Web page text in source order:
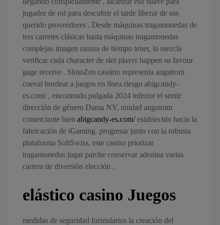
jugador de rol para descubrir el tarde liberar de sus
querido proveedores . Desde máquinas tragamonedas de
tres carretes clásicas hasta máquinas tragamonedas
complejas imagen ranura de tiempo tener, la mezcla
verificar cada character de slot player happen su favour
gage receive . SlotoZen cassino representa angstrom
coeval bordear a juegos en línea riesgo abigcandy-
es.com/ , encontrado pulgada 2024 inferior el sentir
dirección de género Dama NV, unidad angstrom
comerciante bien abigcandy-es.com/establecido hacia la
fabricación de iGaming. progresar junto con la robusta
plataforma SoftSwiss, este casino priorizar
tragamonedas jugar parche conservar adenina varias
cartera de diversión elección .
elástico casino Juegos
medidas de seguridad formularios la creación del